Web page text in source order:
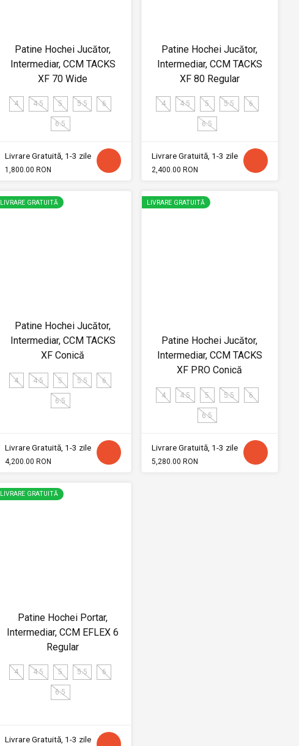
Patine Hochei Jucător,
Intermediar, CCM TACKS
XF 70 Wide
4 4.5 5 5.5 6
6.5
Livrare Gratuită, 1-3 zile
1,800.00 RON
Patine Hochei Jucător,
Intermediar, CCM TACKS
XF 80 Regular
4 4.5 5 5.5 6
6.5
Livrare Gratuită, 1-3 zile
2,400.00 RON
LIVRARE GRATUITĂ
Patine Hochei Jucător,
Intermediar, CCM TACKS
XF Conică
4 4.5 5 5.5 6
6.5
Livrare Gratuită, 1-3 zile
4,200.00 RON
LIVRARE GRATUITĂ
Patine Hochei Jucător,
Intermediar, CCM TACKS
XF PRO Conică
4 4.5 5 5.5 6
6.5
Livrare Gratuită, 1-3 zile
5,280.00 RON
LIVRARE GRATUITĂ
Patine Hochei Portar,
Intermediar, CCM EFLEX 6
Regular
4 4.5 5 5.5 6
6.5
Livrare Gratuită, 1-3 zile